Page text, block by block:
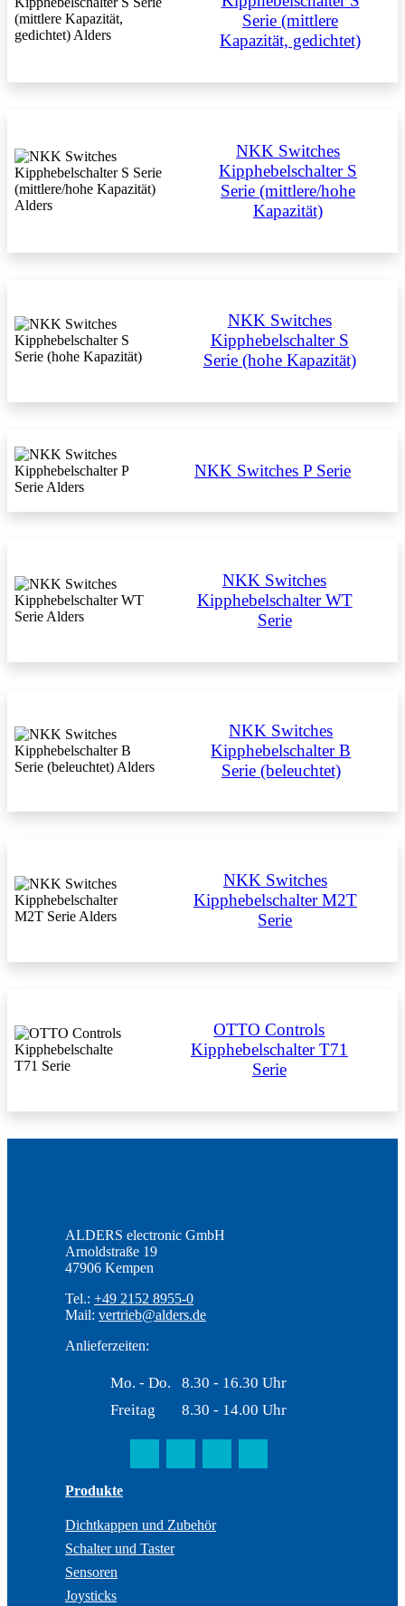
Serie (mittlere
Kapazität, gedichtet)
NKK Switches
Kipphebelschalter S
Serie (mittlere/hohe
Kapazität)
NKK Switches
Kipphebelschalter S
Serie (hohe Kapazität)
NKK Switches P Serie
NKK Switches
Kipphebelschalter WT
Serie
NKK Switches
Kipphebelschalter B
Serie (beleuchtet)
NKK Switches
Kipphebelschalter M2T
Serie
OTTO Controls
Kipphebelschalter T71
Serie
ALDERS electronic GmbH
Arnoldstraße 19
47906 Kempen
Tel.: +49 2152 8955-0
Mail: vertrieb@alders.de
Anlieferzeiten:
Mo. - Do.
8.30 - 16.30 Uhr
Freitag
8.30 - 14.00 Uhr
Produkte
Dichtkappen und Zubehör
Schalter und Taster
Sensoren
Joysticks